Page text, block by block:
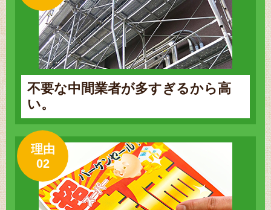
不要な中間業者が多すぎるから高
い。
理由
02